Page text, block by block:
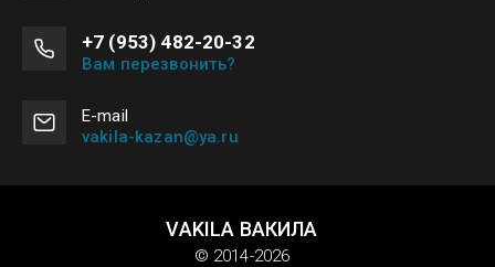
+7 (953) 482-20-32
Вам перезвонить?
Е-mail
vakila-kazan@ya.ru
VAKILA ВАКИЛА
© 2014-2026